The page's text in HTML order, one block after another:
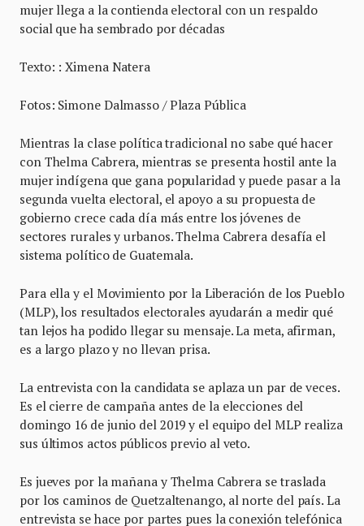
mujer llega a la contienda electoral con un respaldo
social que ha sembrado por décadas
Texto: : Ximena Natera
Fotos: Simone Dalmasso / Plaza Pública
Mientras la clase política tradicional no sabe qué hacer
con Thelma Cabrera, mientras se presenta hostil ante la
mujer indígena que gana popularidad y puede pasar a la
segunda vuelta electoral, el apoyo a su propuesta de
gobierno crece cada día más entre los jóvenes de
sectores rurales y urbanos. Thelma Cabrera desafía el
sistema político de Guatemala.
Para ella y el Movimiento por la Liberación de los Pueblo
(MLP), los resultados electorales ayudarán a medir qué
tan lejos ha podido llegar su mensaje. La meta, afirman,
es a largo plazo y no llevan prisa.
La entrevista con la candidata se aplaza un par de veces.
Es el cierre de campaña antes de la elecciones del
domingo 16 de junio del 2019 y el equipo del MLP realiza
sus últimos actos públicos previo al veto.
Es jueves por la mañana y Thelma Cabrera se traslada
por los caminos de Quetzaltenango, al norte del país. La
entrevista se hace por partes pues la conexión telefónica